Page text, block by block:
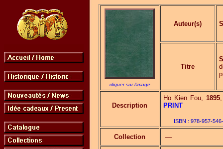
cliquer sur l'image
Auteur(s)
Titre
Description
Ho Kien Fou, 1895,
PRINT
ISBN : 978-957-
Collection —